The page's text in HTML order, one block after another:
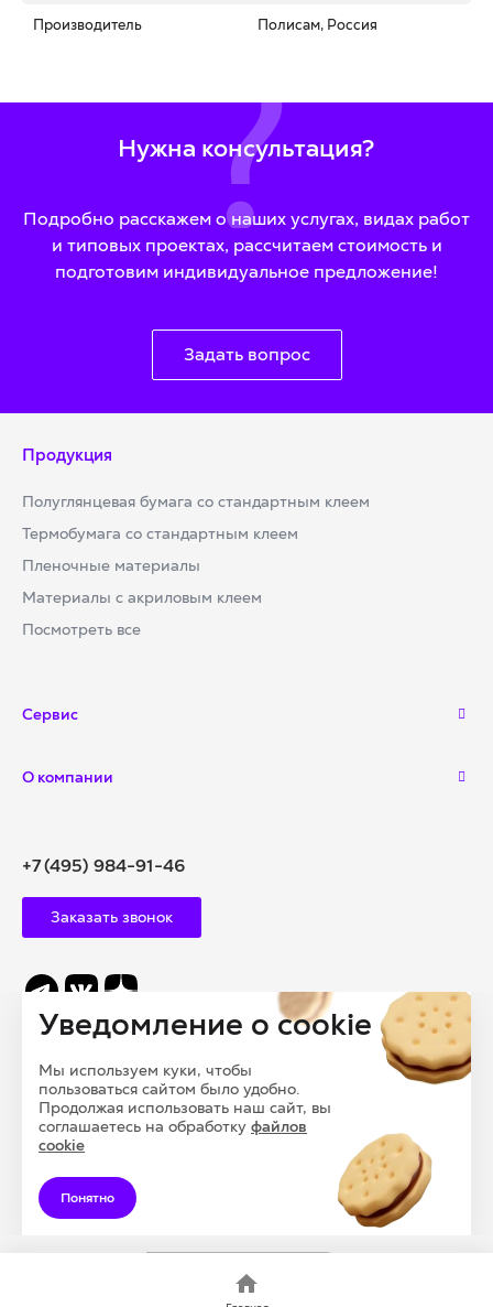
Производитель Полисам, Россия
Нужна консультация?
Подробно расскажем о наших услугах, видах работ
и типовых проектах, рассчитаем стоимость и
подготовим индивидуальное предложение!
Задать вопрос
Продукция
Полуглянцевая бумага со стандартным клеем
Термобумага со стандартным клеем
Пленочные материалы
Материалы с акриловым клеем
Посмотреть все
Сервис
О компании
info@polysam.ru
+7 (495) 984-91-46
109028, Г. МОСКВА, ВНУТРИГОРОДСКАЯ
ТЕРРИТОРИЯ, МУНИЦИПАЛЬНЫЙ ОКРУГ БАСМАННЫЙ,
ПЕРЕУЛОК ПОДКОЛОКОЛЬНЫЙ, ДОМ 13, СТРОЕНИЕ 1
Заказать звонок
© 2026 ООО «ПОЛИСАМ», Все права защищены
Уведомление о cookie
Мы используем куки, чтобы
пользоваться сайтом было удобно.
Продолжая использовать наш сайт, вы
соглашаетесь на обработку файлов
cookie
Понятно